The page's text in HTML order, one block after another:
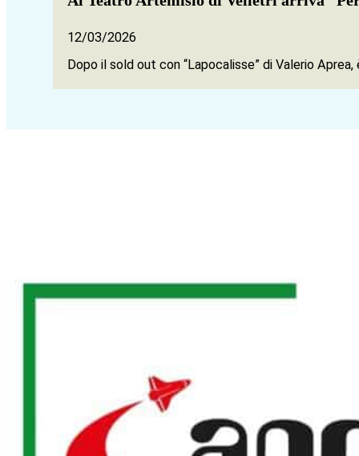
12/03/2026
Dopo il sold out con “Lapocalisse” di Valerio